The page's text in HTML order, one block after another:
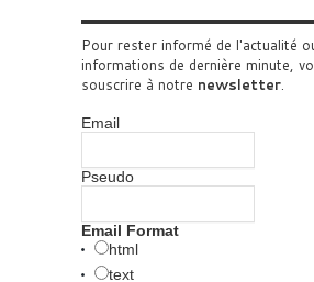
Pour rester informé de l'actualité
informations de dernière minute,
souscrire à notre newsletter.
Email
Pseudo
Email Format
html
text